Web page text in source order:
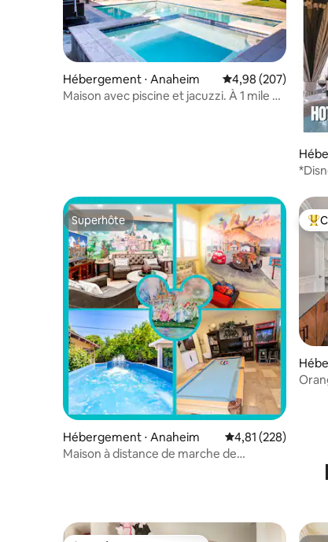
Hébergement ⋅ Anaheim Évaluation
4,98 (207)
Maison avec piscine et jacuzzi. À 1 mile de
Superhôte
Superhôte
Hébergement ⋅ Anaheim Évaluation
4,81 (228)
Maison à distance de marche de